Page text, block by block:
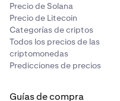
Precio de Solana
Precio de Litecoin
Categorías de criptos
Todos los precios de las
criptomonedas
Predicciones de precios
Guías de compra